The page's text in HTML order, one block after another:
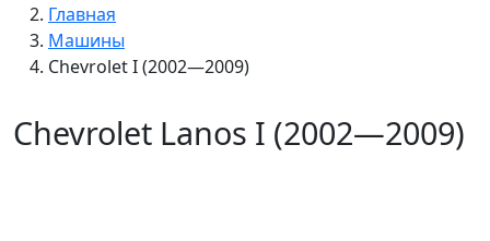
Главная
Машины
Chevrolet I (2002—2009)
Chevrolet Lanos I (2002—2009)